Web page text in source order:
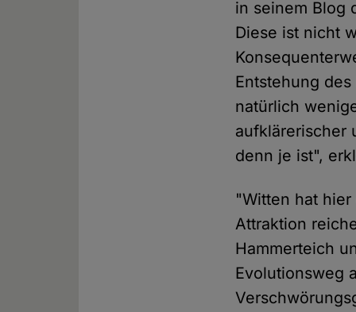
in seinem Blog
Diese ist nicht
Entstehung
natürlich
aufklärerischer
denn je ist",
"Witten hat
Attraktion
Hammerteich
Evolutionsweg